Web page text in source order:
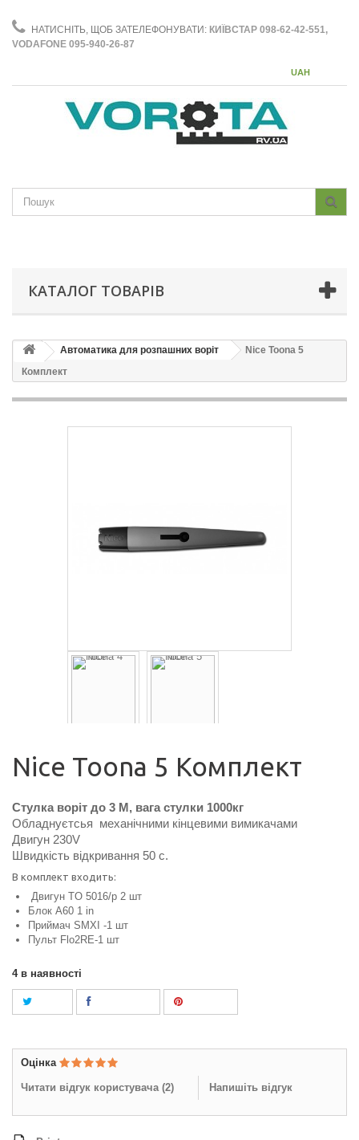
НАТИСНІТЬ, ЩОБ ЗАТЕЛЕФОНУВАТИ: КИЇВСТАР 098-62-42-551,
VODAFONE 095-940-26-87
UAH
КАТАЛОГ ТОВАРІВ
Автоматика для розпашних воріт
Nice Toona 5
Комплект
Nice Toona 5 Комплект
Стулка воріт до 3 М, вага стулки 1000кг
Обладнуєтсья механічними кінцевими вимикачами
Двигун 230V
Швидкість відкривання 50 с.
В комплект входить:
Двигун TO 5016/р 2 шт
Блок A60 1 in
Приймач SMXI -1 шт
Пульт Flo2RE-1 шт
4 в наявності
Оцінка
Читати відгук користувача (2) Напишіть відгук